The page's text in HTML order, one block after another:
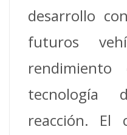
desarrollo
futuros
tecnología
reacción.
El